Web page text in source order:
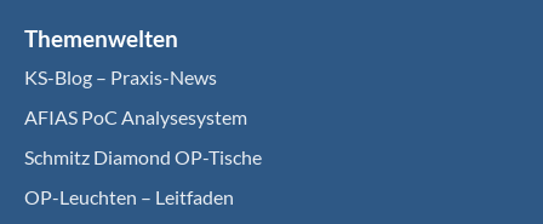
Themenwelten
KS-Blog – Praxis-News
AFIAS PoC Analysesystem
Schmitz Diamond OP-Tische
OP-Leuchten – Leitfaden